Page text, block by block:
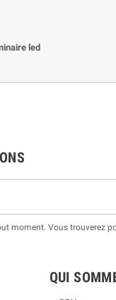
led
moment. Vous trouverez
QUI